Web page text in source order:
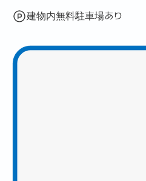
建物内無料駐車場あり